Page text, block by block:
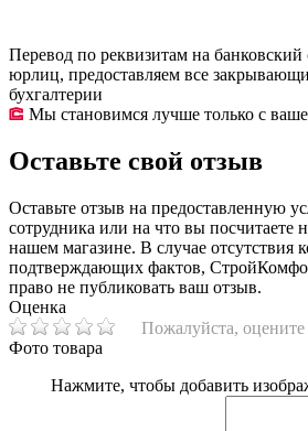
Перевод по реквизитам на банковский
юрлиц, предоставляем все
бухгалтерии
Мы становимся лучше только с
Оставьте свой отзыв
Оставьте отзыв на предоставленную
сотрудника или на что вы
нашем магазине. В случае отсутствия
подтверждающих фактов,
право не публиковать ваш отзыв.
Оценка
Пожалуйста,
Фото товара
Нажмите, чтобы добавить